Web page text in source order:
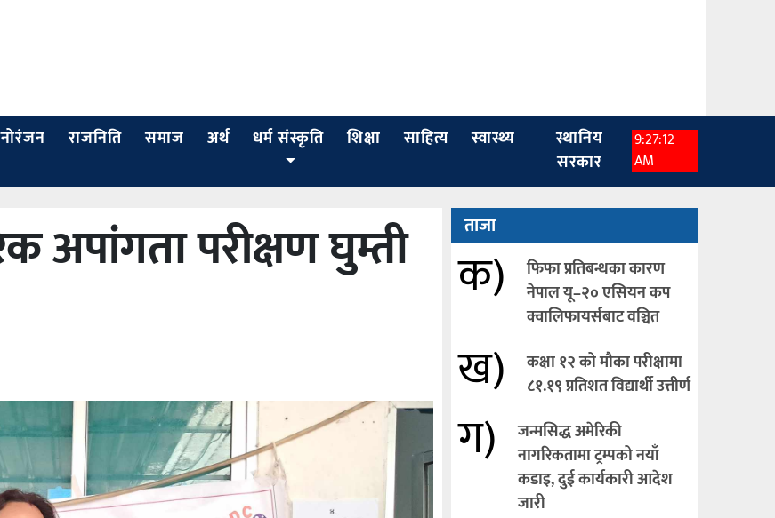
राजनिति समाज अर्थ धर्म संस्कृति शिक्षा साहित्य स्वास्थ्य
स्थानिय
सरकार
9:27:13
AM
अपांगता परीक्षण घुम्ती
ताजा
क)
फिफा प्रतिबन्धका कारण
नेपाल यू–२० एसियन कप
क्वालिफायर्सबाट वञ्चित
ख)
कक्षा १२ को मौका परीक्षामा
८१.१९ प्रतिशत विद्यार्थी उत्तीर्ण
ग)
जन्मसिद्ध अमेरिकी
नागरिकतामा ट्रम्पको नयाँ
कडाइ, दुई कार्यकारी आदेश
जारी